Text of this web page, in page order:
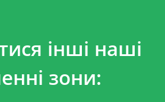
інші наші
зони: